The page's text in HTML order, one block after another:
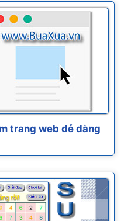
trang web dễ dàng